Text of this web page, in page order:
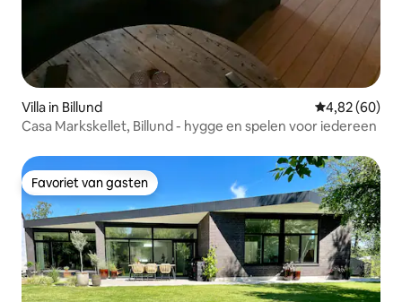
Villa in Billund Gemiddelde
4,82 (60)
Casa Markskellet, Billund - hygge en spelen voor iedereen
Favoriet van gasten
Favoriet van gasten